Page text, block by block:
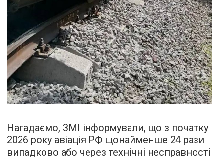
Нагадаємо, ЗМІ інформували, що з початку
2026 року авіація РФ щонайменше 24 рази
випадково або через технічні несправності